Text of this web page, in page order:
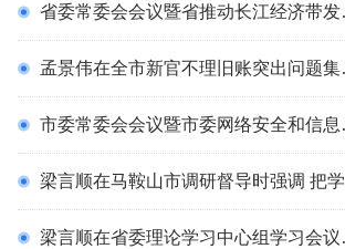
省委常委会会议暨省推动长江经济带发展领导小组会议强调 深入学习贯彻习近平总书记重要讲话指示批示精神 在长江经济带发展战略中发挥更大作用 梁言顺主持并讲话
孟景伟在全市新官不理旧账突出问题集中整治 工作推进会上强调 以历史主动精神把旧账接过来处理好 以实打实的集中整治成效让群众有感有得 张君毅主持 周东明花家红廖强出席
市委常委会会议暨市委网络安全和信息化委员会会议召开 坚决扛起管网治网用网政治责任 奋力推动全市网信事业高质量发展 孟景伟主持会议
梁言顺在马鞍山市调研督导时强调 把学习教育成果转化为干事创业的实效 实现高质量发展和高水平安全良性互动
梁言顺在省委理论学习中心组学习会议上强调 坚持脚踏实地勇于担当接续奋斗 努力创造经得起实践人民历史检验的实绩 王清宪张西明出席